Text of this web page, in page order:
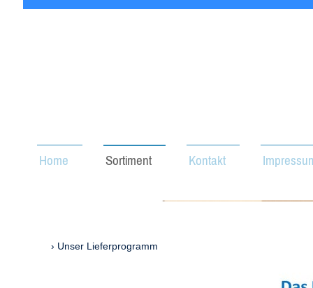
Home Sortiment Kontakt
Unser Lieferprogramm